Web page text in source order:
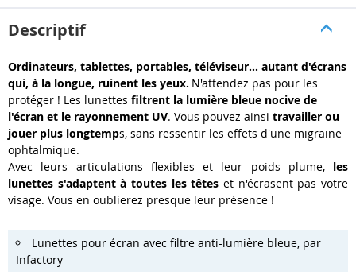
Descriptif
Ordinateurs, tablettes, portables, téléviseur… autant d'écrans
qui, à la longue, ruinent les yeux. N'attendez pas pour les
protéger ! Les lunettes filtrent la lumière bleue nocive de
l'écran et le rayonnement UV. Vous pouvez ainsi travailler ou
jouer plus longtemps, sans ressentir les effets d'une migraine
ophtalmique.
Avec leurs articulations flexibles et leur poids plume, les
lunettes s'adaptent à toutes les têtes et n'écrasent pas votre
visage. Vous en oublierez presque leur présence !
Lunettes pour écran avec filtre anti-lumière bleue, par
Infactory